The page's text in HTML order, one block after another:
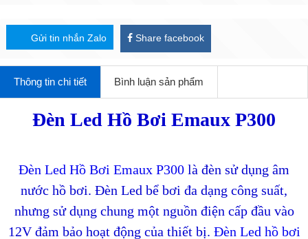
Gửi tin nhắn Zalo Share facebook
Thông tin chi tiết Bình luận sản phẩm
Đèn Led Hồ Bơi Emaux P300
Đèn Led Hồ Bơi Emaux P300 là đèn sử dụng âm
nước hồ bơi. Đèn Led bể bơi đa dạng công suất,
nhưng sử dụng chung một nguồn điện cấp đầu vào
12V đảm bảo hoạt động của thiết bị. Đèn Led hồ bơi